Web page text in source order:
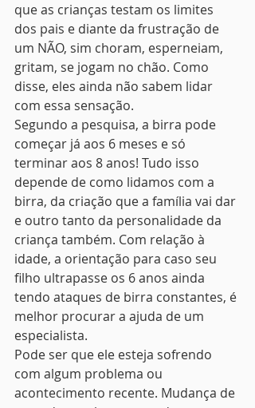
que as crianças testam os limites
dos pais e diante da frustração de
um NÃO, sim choram, esperneiam,
gritam, se jogam no chão. Como
disse, eles ainda não sabem lidar
com essa sensação.
Segundo a pesquisa, a birra pode
começar já aos 6 meses e só
terminar aos 8 anos! Tudo isso
depende de como lidamos com a
birra, da criação que a família vai dar
e outro tanto da personalidade da
criança também. Com relação à
idade, a orientação para caso seu
filho ultrapasse os 6 anos ainda
tendo ataques de birra constantes, é
melhor procurar a ajuda de um
especialista.
Pode ser que ele esteja sofrendo
com algum problema ou
acontecimento recente. Mudança de